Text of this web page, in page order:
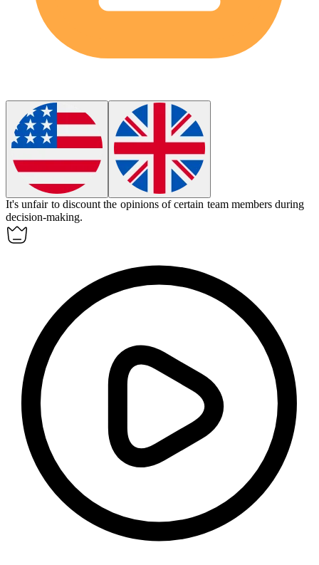
It's unfair to discount the opinions of certain team members during
decision-making.